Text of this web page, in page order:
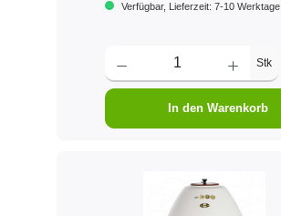
Verfügbar, Lieferzeit: 7-10 Werktage
Stk
In den Warenkorb